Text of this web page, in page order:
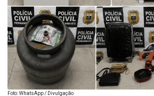
Foto: WhatsApp / Divulgação